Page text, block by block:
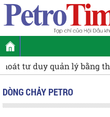
Khởi tranh Giải Bóng bàn
DÒNG CHẢY PETRO